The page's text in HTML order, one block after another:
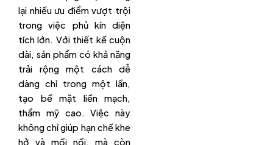
lại nhiều ưu điểm vượt trội
trong việc phủ kín diện
tích lớn. Với thiết kế cuộn
dài, sản phẩm có khả năng
trải rộng một cách dễ
dàng chỉ trong một lần,
tạo bề mặt liền mạch,
thẩm mỹ cao. Việc này
không chỉ giúp hạn chế khe
hở và mối nối, mà còn